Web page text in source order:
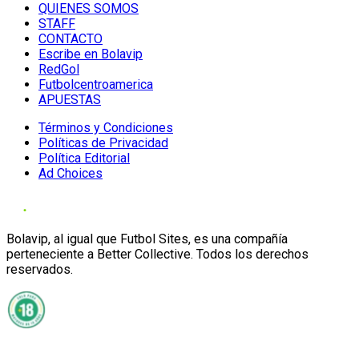
QUIENES SOMOS
STAFF
CONTACTO
Escribe en Bolavip
RedGol
Futbolcentroamerica
APUESTAS
Términos y Condiciones
Políticas de Privacidad
Política Editorial
Ad Choices
Bolavip, al igual que Futbol Sites, es una compañía
perteneciente a Better Collective. Todos los derechos
reservados.